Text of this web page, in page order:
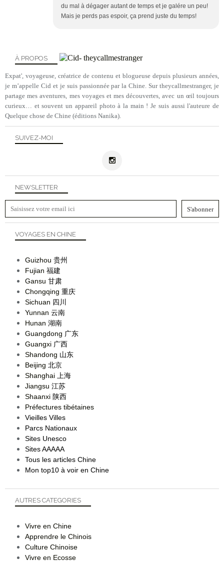
du mal à dégager autant de temps et je galére un peu!
Mais je perds pas espoir, ça prend juste du temps!
NEWSLETTER
SUIVEZ-MOI
À PROPOS
Expat', voyageuse, créatrice de contenu et blogueuse depuis plusieurs années,
je m’appelle Cid et je suis passionnée par la Chine. Sur theycallmestranger, je
partage mes aventures, mes voyages et mes découvertes, avec un œil toujours
curieux… et souvent un appareil photo à la main ! Je suis aussi l'auteure de
Quelque chose de Chine (éditions Nanika).
VOYAGES EN CHINE
Guizhou 贵州
Fujian 福建
Gansu 甘肃
Chongqing 重庆
Sichuan 四川
Yunnan 云南
Hunan 湖南
Guangdong 广东
Guangxi 广西
Shandong 山东
Beijing 北京
Shanghai 上海
Jiangsu 江苏
Shaanxi 陕西
Préfectures tibétaines
Vieilles Villes
Parcs Nationaux
Sites Unesco
Sites AAAAA
Tous les articles Chine
Mon top10 à voir en Chine
AUTRES CATEGORIES
Vivre en Chine
Apprendre le Chinois
Culture Chinoise
Vivre en Ecosse